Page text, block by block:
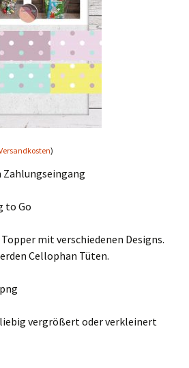
)
to Go
mit verschiedenen Designs.
Cellophan Tüten.
vergrößert oder verkleinert